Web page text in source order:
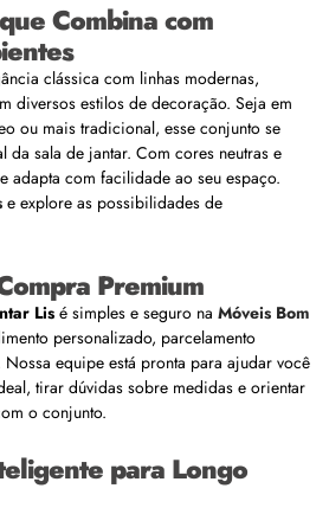
Combina com
clássica com linhas modernas,
diversos estilos de decoração. Seja em
ou mais tradicional, esse conjunto se
da sala de jantar. Com cores neutras e
adapta com facilidade ao seu espaço.
e explore as possibilidades de
Premium
Lisé simples e seguro na Móveis Bom
personalizado, parcelamento
equipe está pronta para ajudar você
tirar dúvidas sobre medidas e orientar
o conjunto.
para Longo